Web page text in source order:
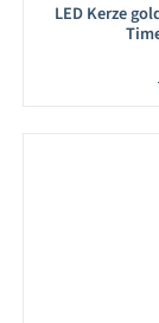
LED Kerze